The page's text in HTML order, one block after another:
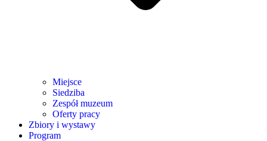
Miejsce
Siedziba
Zespół muzeum
Oferty pracy
Zbiory i wystawy
Program